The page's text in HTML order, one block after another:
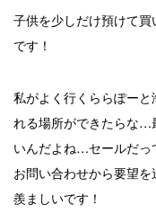
子供を少しだけ預けて
です！
私がよく行くららぽー
れる場所ができたらな…
いんだよね…セールだっ
お問い合わせから要望
羨ましいです！